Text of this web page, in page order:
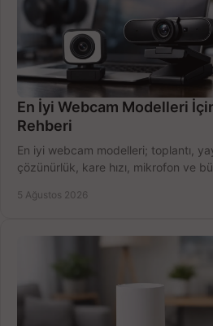
En İyi Webcam Modelleri
Rehberi
En iyi webcam modelleri; toplantı,
çözünürlük, kare hızı, mikrofon ve
5 Ağustos 2026